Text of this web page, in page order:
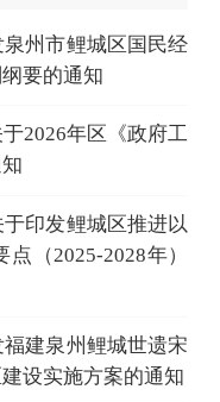
州市鲤城区国民经
要的通知
2026年区《政府工
印发鲤城区推进以
（2025-2028年）
建泉州鲤城世遗宋
设实施方案的通知